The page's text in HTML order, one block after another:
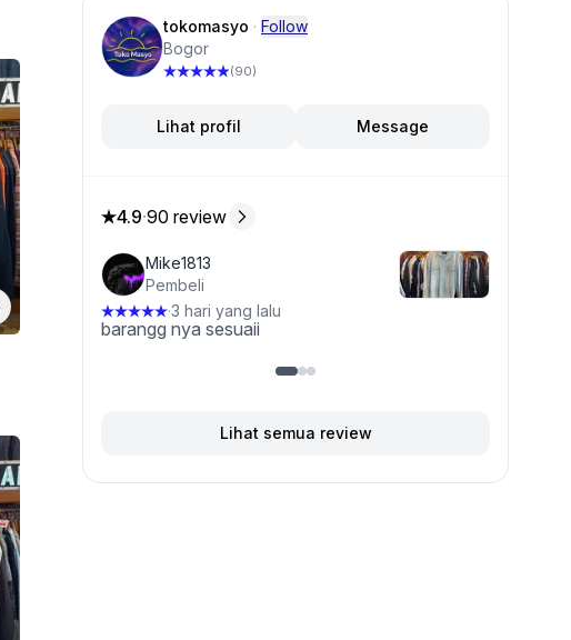
tokomasyo · Follow
Bogor
(90)
Lihat profil Message
4.9 dari 5 bintang, dari 90 ulasan
4.9·90 review
Mike1813
Pembeli
·3 hari yang lalu
barangg nya sesuaii
Lihat semua review